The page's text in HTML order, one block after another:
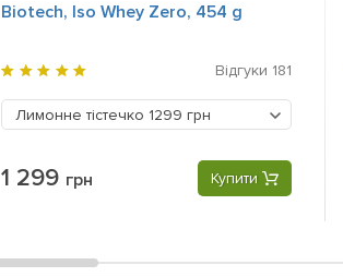
Biotech, Iso Whey Zero, 454 g
Відгуки 181
Лимонне тістечко 1299 грн
1 299 грн Купити